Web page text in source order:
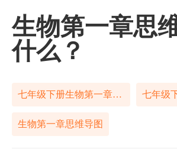
生物第一章思
什么？
七年级下册生物第一章思维导图 七年级
生物第一章思维导图